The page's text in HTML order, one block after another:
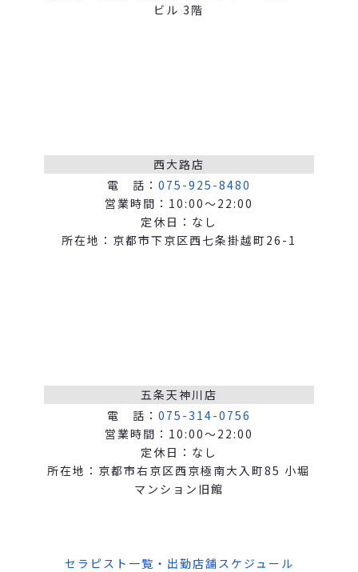
ビル 3階
西大路店
電 話： 075-925-8480
営業時間：10:00～22:00
定休日：なし
所在地：京都市下京区西七条掛越町26-1
五条天神川店
電 話： 075-314-0756
営業時間：10:00～22:00
定休日：なし
所在地：京都市右京区西京極南大入町85 小堀
マンション旧館
セラピスト一覧・出勤店舗スケジュール